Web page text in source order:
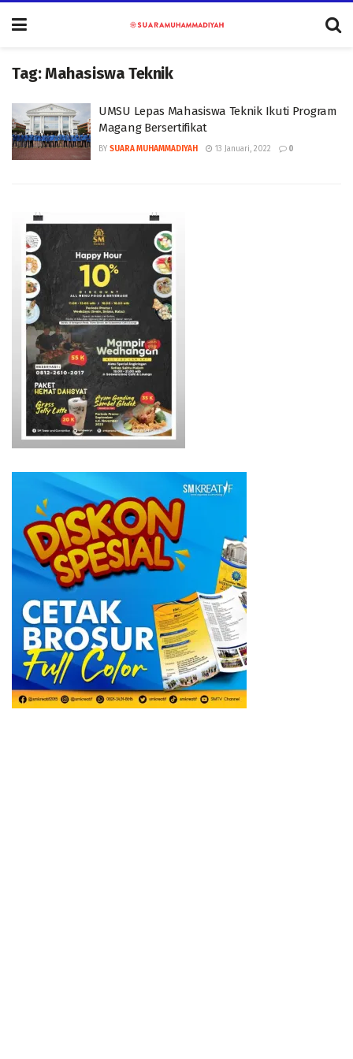
Tag:Mahasiswa Teknik
UMSU Lepas Mahasiswa Teknik Ikuti Program
Magang Bersertifikat
BY SUARA MUHAMMADIYAH 13 Januari, 2022 0